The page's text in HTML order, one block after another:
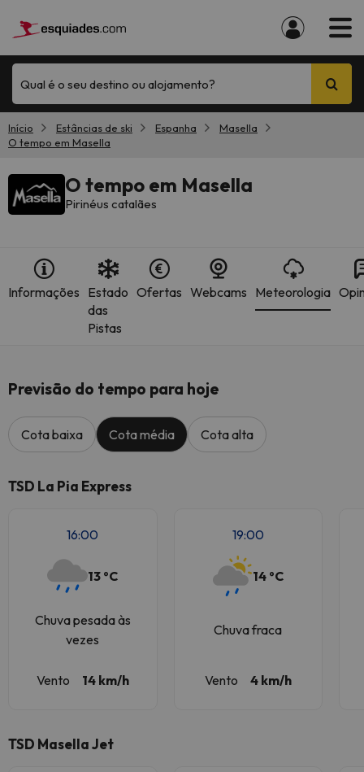
Qual é o seu destino ou alojamento?
Início Estâncias de ski Espanha
Masella
O tempo em Masella
O tempo em Masella
Pirinéus catalães
Informações Estado
das
Pistas
Ofertas Webcams Meteorologia
Previsão do tempo para hoje
Cota baixa Cota média Cota alta
TSD La Pia Express
16:00
13 ºC
Chuva pesada às
vezes
Vento 14 km/h
19:00
14 ºC
Chuva fraca
Vento 4 km/h
TSD Masella Jet